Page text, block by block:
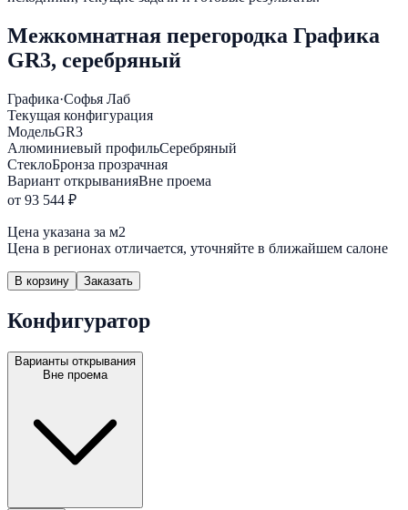
Межкомнатная перегородка Графика
GR3, серебряный
Графика·Софья Лаб
Текущая конфигурация
МодельGR3
Алюминиевый профильСеребряный
СтеклоБронза прозрачная
Вариант открыванияВне проема
от 93 544 ₽
Цена указана за м2
Цена в регионах отличается, уточняйте в ближайшем салоне
В корзину Заказать
Конфигуратор
Варианты открывания
Вне проема